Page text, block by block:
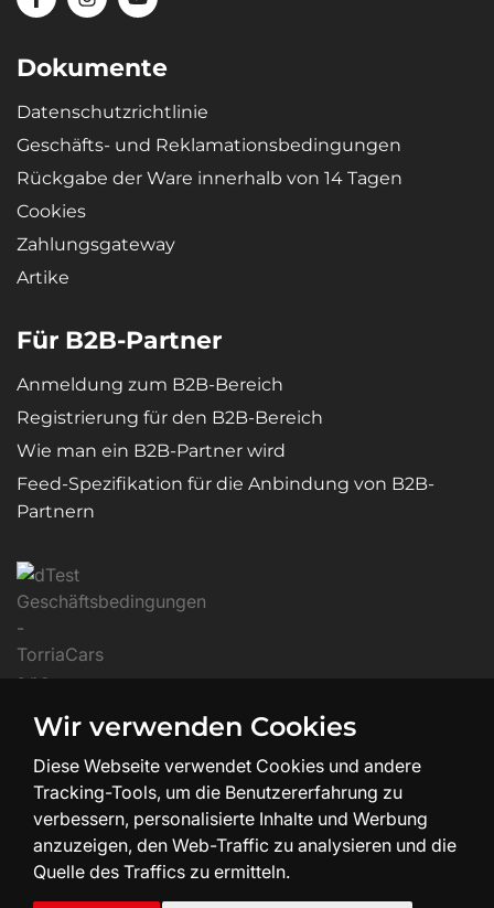
Dokumente
Datenschutzrichtlinie
Geschäfts- und Reklamationsbedingungen
Rückgabe der Ware innerhalb von 14 Tagen
Cookies
Zahlungsgateway
Artike
Für B2B-Partner
Anmeldung zum B2B-Bereich
Registrierung für den B2B-Bereich
Wie man ein B2B-Partner wird
Feed-Spezifikation für die Anbindung von B2B-
Partnern
Erstellung und Design der Website:
Wir verwenden Cookies
Diese Webseite verwendet Cookies und andere
Tracking-Tools, um die Benutzererfahrung zu
verbessern, personalisierte Inhalte und Werbung
anzuzeigen, den Web-Traffic zu analysieren und die
Quelle des Traffics zu ermitteln.